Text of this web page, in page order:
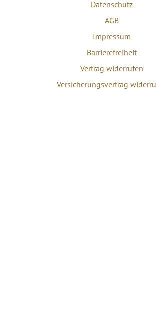
Datenschutz
AGB
Impressum
Barrierefreiheit
Vertrag widerrufen
Versicherungsvertrag